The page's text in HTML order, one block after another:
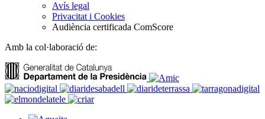
Avís legal
Privacitat i Cookies
Audiència certificada ComScore
Amb la col·laboració de: